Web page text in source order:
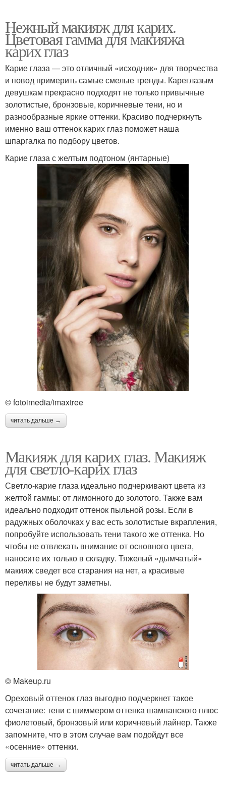
Нежный макияж для карих.
Цветовая гамма для макияжа
карих глаз
Карие глаза — это отличный «исходник» для творчества
и повод примерить самые смелые тренды. Кареглазым
девушкам прекрасно подходят не только привычные
золотистые, бронзовые, коричневые тени, но и
разнообразные яркие оттенки. Красиво подчеркнуть
именно ваш оттенок карих глаз поможет наша
шпаргалка по подбору цветов.
Карие глаза с желтым подтоном (янтарные)
© fotoimedia/imaxtree
читать дальше →
Макияж для карих глаз. Макияж
для светло-карих глаз
Светло-карие глаза идеально подчеркивают цвета из
желтой гаммы: от лимонного до золотого. Также вам
идеально подходит оттенок пыльной розы. Если в
радужных оболочках у вас есть золотистые вкрапления,
попробуйте использовать тени такого же оттенка. Но
чтобы не отвлекать внимание от основного цвета,
наносите их только в складку. Тяжелый «дымчатый»
макияж сведет все старания на нет, а красивые
переливы не будут заметны.
© Makeup.ru
Ореховый оттенок глаз выгодно подчеркнет такое
сочетание: тени с шиммером оттенка шампанского плюс
фиолетовый, бронзовый или коричневый лайнер. Также
запомните, что в этом случае вам подойдут все
«осенние» оттенки.
читать дальше →